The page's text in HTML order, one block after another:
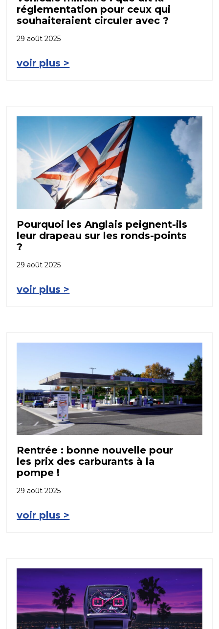
réglementation pour ceux qui
souhaiteraient circuler avec ?
29 août 2025
voir plus >
Pourquoi les Anglais peignent-ils
leur drapeau sur les ronds-points
?
29 août 2025
voir plus >
Rentrée : bonne nouvelle pour
les prix des carburants à la
pompe !
29 août 2025
voir plus >